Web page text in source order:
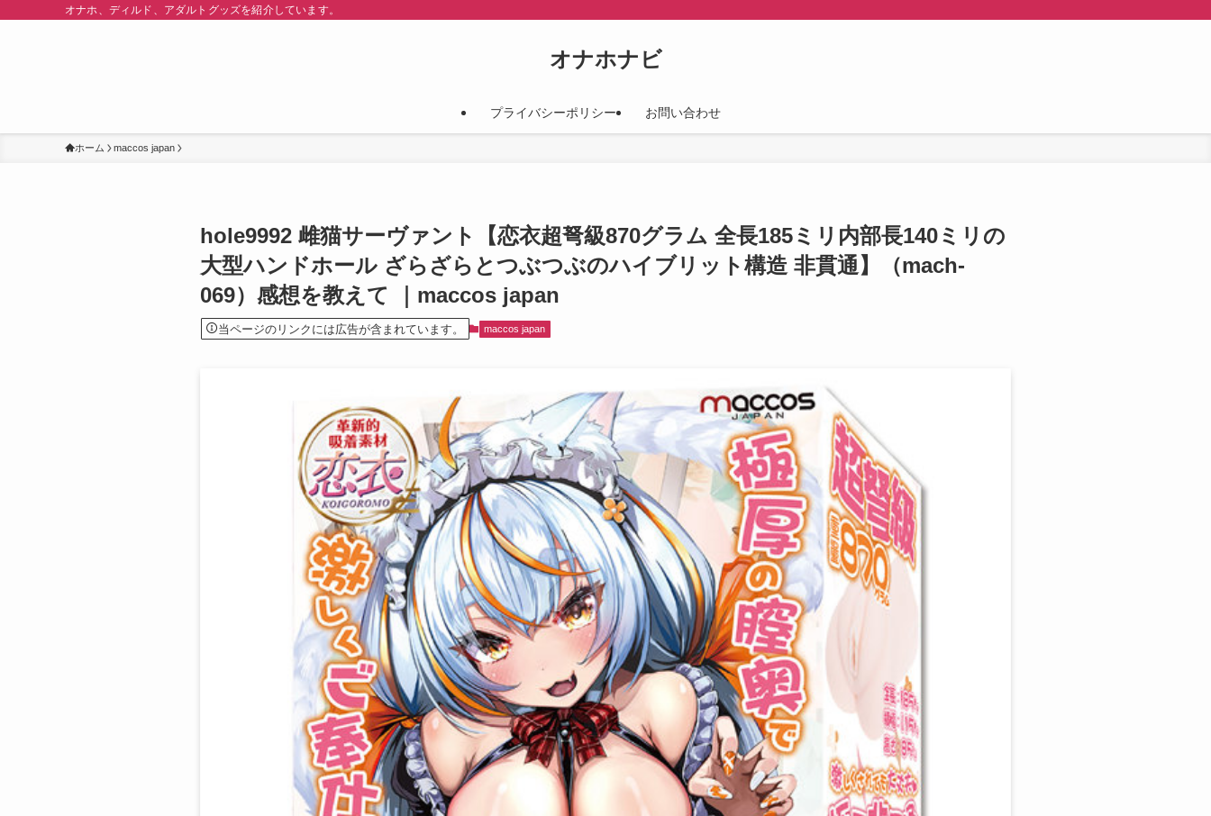
オナホ、ディルド、アダルトグッズを紹介しています。
オナホナビ
プライバシーポリシー お問い合わせ
ホーム maccos japan
hole9992 雌猫サーヴァント【恋衣超弩級870グラム 全長185ミリ内部長140ミリの
大型ハンドホール ざらざらとつぶつぶのハイブリット構造 非貫通】（mach-
069）感想を教えて ｜maccos japan
当ページのリンクには広告が含まれています。 maccos japan